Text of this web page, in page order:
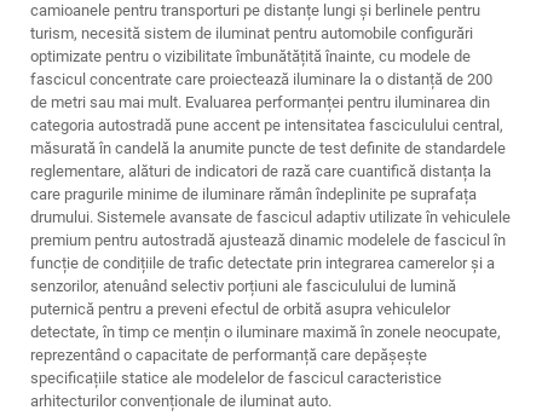
camioanele pentru transporturi pe distanțe lungi și berlinele pentru
turism, necesită sistem de iluminat pentru automobile configurări
optimizate pentru o vizibilitate îmbunătățită înainte, cu modele de
fascicul concentrate care proiectează iluminare la o distanță de 200
de metri sau mai mult. Evaluarea performanței pentru iluminarea din
categoria autostradă pune accent pe intensitatea fasciculului central,
măsurată în candelă la anumite puncte de test definite de standardele
reglementare, alături de indicatori de rază care cuantifică distanța la
care pragurile minime de iluminare rămân îndeplinite pe suprafața
drumului. Sistemele avansate de fascicul adaptiv utilizate în vehiculele
premium pentru autostradă ajustează dinamic modelele de fascicul în
funcție de condițiile de trafic detectate prin integrarea camerelor și a
senzorilor, atenuând selectiv porțiuni ale fasciculului de lumină
puternică pentru a preveni efectul de orbită asupra vehiculelor
detectate, în timp ce mențin o iluminare maximă în zonele neocupate,
reprezentând o capacitate de performanță care depășește
specificațiile statice ale modelelor de fascicul caracteristice
arhitecturilor convenționale de iluminat auto.